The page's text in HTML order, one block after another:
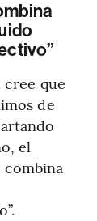
que
de
el
combina